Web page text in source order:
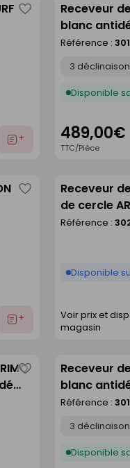
Ajouter
Enregistrer
comme
Receveur
blanc
Référence :
Disponible
489,00€
TTC/Pièce
Ajouter
Enregistrer
comme
Receveur
de cercle
- 90x90cm
Référence :
Disponible
Voir prix et
magasin
Enregistrer
comme
Receveur
blanc
Référence :
Disponible